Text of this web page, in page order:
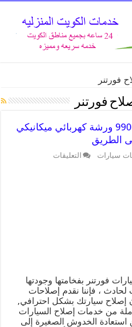
فورتنر
فورتنر
كراج فورتنر 99009551 ورشة كهربائي ميكانيكي
الطريق
سيارات التعليقات
فورتنر بفخامتها وجودتها
لحادث ، فإننا نقدم إصلاحات
إصلاح سيارتك بشكل احترافي,
من خدمات إصلاح السيارات
استعادة الخدوش الصغيرة إلى